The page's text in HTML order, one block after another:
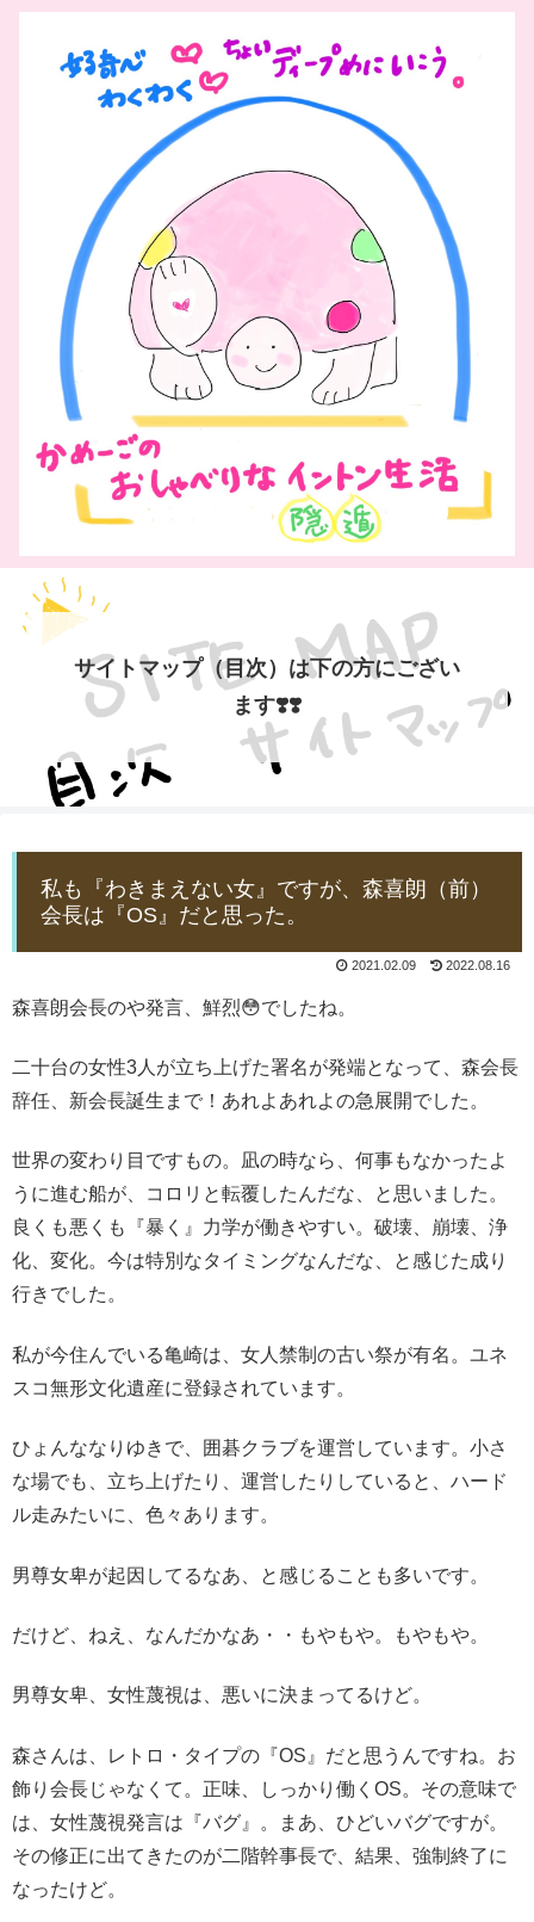
サイトマップ（目次）は下の方にござい
ます❣️❣️
私も『わきまえない女』ですが、森喜朗（前）
会長は『OS』だと思った。
2021.02.09 2022.08.16
森喜朗会長のや発言、鮮烈😳でしたね。
二十台の女性3人が立ち上げた署名が発端となって、森会長
辞任、新会長誕生まで！あれよあれよの急展開でした。
世界の変わり目ですもの。凪の時なら、何事もなかったよ
うに進む船が、コロリと転覆したんだな、と思いました。
良くも悪くも『暴く』力学が働きやすい。破壊、崩壊、浄
化、変化。今は特別なタイミングなんだな、と感じた成り
行きでした。
私が今住んでいる亀崎は、女人禁制の古い祭が有名。ユネ
スコ無形文化遺産に登録されています。
ひょんななりゆきで、囲碁クラブを運営しています。小さ
な場でも、立ち上げたり、運営したりしていると、ハード
ル走みたいに、色々あります。
男尊女卑が起因してるなあ、と感じることも多いです。
だけど、ねえ、なんだかなあ・・もやもや。もやもや。
男尊女卑、女性蔑視は、悪いに決まってるけど。
森さんは、レトロ・タイプの『OS』だと思うんですね。お
飾り会長じゃなくて。正味、しっかり働くOS。その意味で
は、女性蔑視発言は『バグ』。まあ、ひどいバグですが。
その修正に出てきたのが二階幹事長で、結果、強制終了に
なったけど。